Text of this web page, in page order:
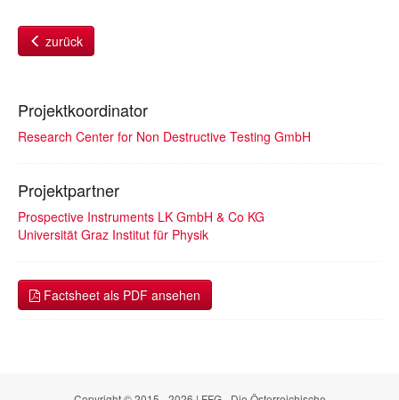
zurück
Projektkoordinator
Research Center for Non Destructive Testing GmbH
Projektpartner
Prospective Instruments LK GmbH & Co KG
Universität Graz Institut für Physik
Factsheet als PDF ansehen